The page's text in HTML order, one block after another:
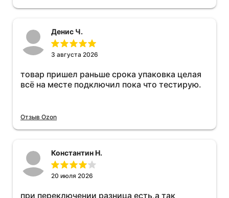
Денис Ч.
3 августа 2026
товар пришел раньше срока упаковка целая
всё на месте подключил пока что тестирую.
Отзыв Ozon
Константин Н.
20 июля 2026
при переключении разница есть,а так